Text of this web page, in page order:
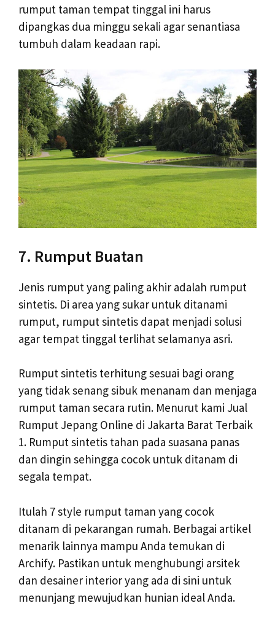
rumput taman tempat tinggal ini harus
dipangkas dua minggu sekali agar senantiasa
tumbuh dalam keadaan rapi.
7. Rumput Buatan
Jenis rumput yang paling akhir adalah rumput
sintetis. Di area yang sukar untuk ditanami
rumput, rumput sintetis dapat menjadi solusi
agar tempat tinggal terlihat selamanya asri.
Rumput sintetis terhitung sesuai bagi orang
yang tidak senang sibuk menanam dan menjaga
rumput taman secara rutin. Menurut kami Jual
Rumput Jepang Online di Jakarta Barat Terbaik
1. Rumput sintetis tahan pada suasana panas
dan dingin sehingga cocok untuk ditanam di
segala tempat.
Itulah 7 style rumput taman yang cocok
ditanam di pekarangan rumah. Berbagai artikel
menarik lainnya mampu Anda temukan di
Archify. Pastikan untuk menghubungi arsitek
dan desainer interior yang ada di sini untuk
menunjang mewujudkan hunian ideal Anda.